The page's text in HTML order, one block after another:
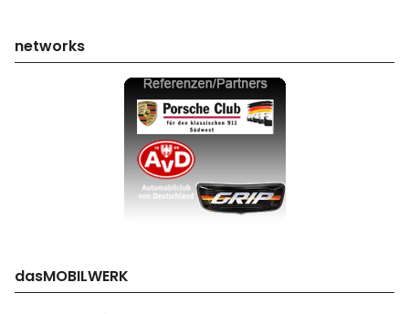
networks
dasMOBILWERK